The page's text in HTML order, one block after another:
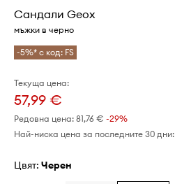
Сандали Geox
мъжки в черно
-5%* с код: FS
Текуща цена:
57,99 €
Редовна цена: 81,76 € -29%
Най-ниска цена за последните 30 дни:
Цвят: черен